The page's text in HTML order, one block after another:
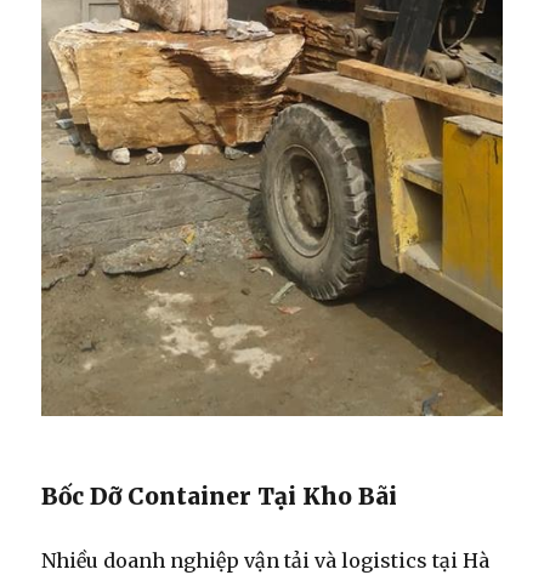
Bốc Dỡ Container Tại Kho Bãi
Nhiều doanh nghiệp vận tải và logistics tại Hà